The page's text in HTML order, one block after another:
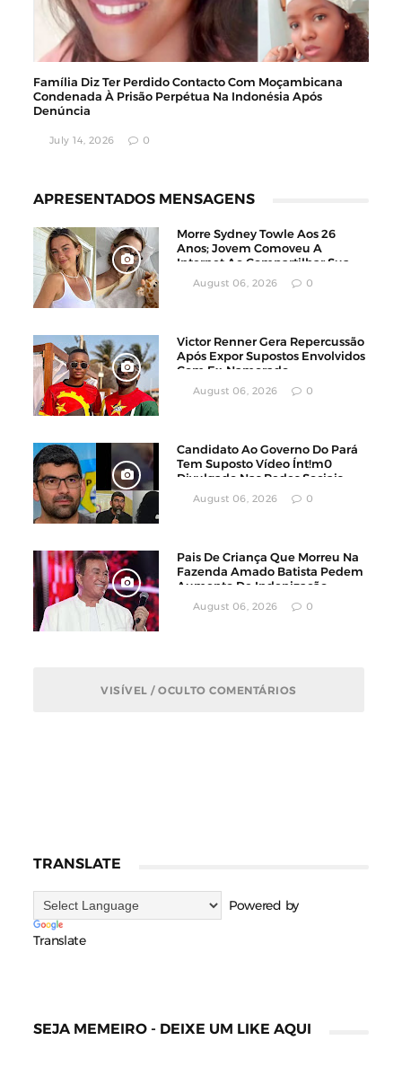
Família Diz Ter Perdido Contacto Com Moçambicana
Condenada À Prisão Perpétua Na Indonésia Após
Denúncia
July 14, 2026 0
APRESENTADOS MENSAGENS
Morre Sydney Towle Aos 26
Anos; Jovem Comoveu A
Internet Ao Compartilhar Sua
Luta Contra O Câncer
August 06, 2026 0
Victor Renner Gera Repercussão
Após Expor Supostos Envolvidos
Com Ex-Namorado
August 06, 2026 0
Candidato Ao Governo Do Pará
Tem Suposto Vídeo Ínt!m0
Divulgado Nas Redes Sociais
August 06, 2026 0
Pais De Criança Que Morreu Na
Fazenda Amado Batista Pedem
Aumento De Indenização
August 06, 2026 0
VISÍVEL / OCULTO COMENTÁRIOS
TRANSLATE
Powered by
Translate
SEJA MEMEIRO - DEIXE UM LIKE AQUI